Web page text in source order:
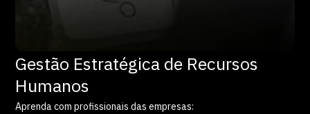
Gestão Estratégica de Recursos
Humanos
Aprenda com profissionais das empresas: